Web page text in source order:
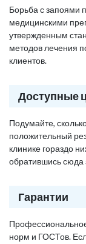
Борьба с запоями
медицинскими
утвержденным
методов лечения
клиентов.
Доступные
Подумайте,
положительный
клинике гораздо
обратившись
Гарантии
норм и ГОСТов.